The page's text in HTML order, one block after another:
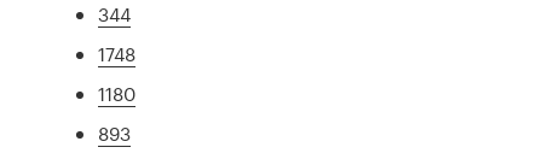
344
1748
1180
893